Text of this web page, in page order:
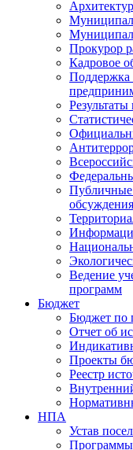
Прокурор
Кадровое
Поддержка
Публичные
обсуждения
Ведение
программ
Бюджет
Бюджет по
Отчет об
Проекты
Реестр
НПА
Устав
Программы